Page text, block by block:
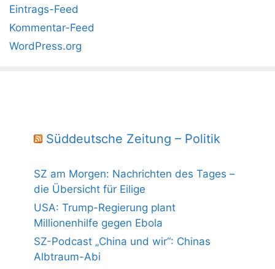
Eintrags-Feed
Kommentar-Feed
WordPress.org
Süddeutsche Zeitung – Politik
SZ am Morgen: Nachrichten des Tages –
die Übersicht für Eilige
USA: Trump-Regierung plant
Millionenhilfe gegen Ebola
SZ-Podcast „China und wir“: Chinas
Albtraum-Abi